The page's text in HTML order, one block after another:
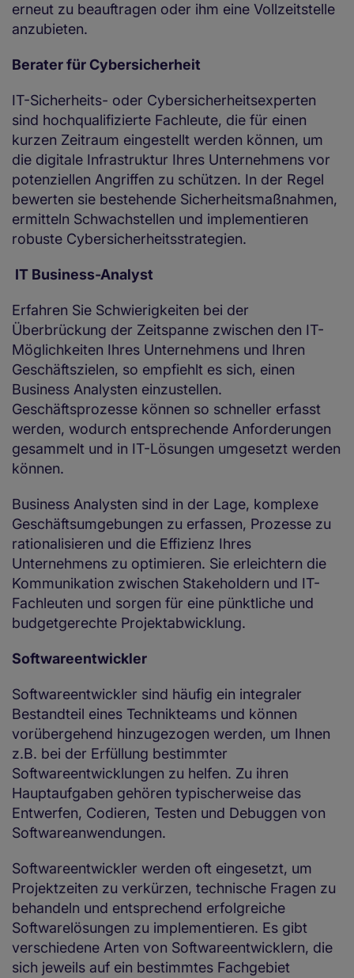
erneut zu beauftragen oder ihm eine Vollzeitstelle
anzubieten.
Berater für Cybersicherheit
IT-Sicherheits- oder Cybersicherheitsexperten
sind hochqualifizierte Fachleute, die für einen
kurzen Zeitraum eingestellt werden können, um
die digitale Infrastruktur Ihres Unternehmens vor
potenziellen Angriffen zu schützen. In der Regel
bewerten sie bestehende Sicherheitsmaßnahmen,
ermitteln Schwachstellen und implementieren
robuste Cybersicherheitsstrategien.
IT Business-Analyst
Erfahren Sie Schwierigkeiten bei der
Überbrückung der Zeitspanne zwischen den IT-
Möglichkeiten Ihres Unternehmens und Ihren
Geschäftszielen, so empfiehlt es sich, einen
Business Analysten einzustellen.
Geschäftsprozesse können so schneller erfasst
werden, wodurch entsprechende Anforderungen
gesammelt und in IT-Lösungen umgesetzt werden
können.
Business Analysten sind in der Lage, komplexe
Geschäftsumgebungen zu erfassen, Prozesse zu
rationalisieren und die Effizienz Ihres
Unternehmens zu optimieren. Sie erleichtern die
Kommunikation zwischen Stakeholdern und IT-
Fachleuten und sorgen für eine pünktliche und
budgetgerechte Projektabwicklung.
Softwareentwickler
Softwareentwickler sind häufig ein integraler
Bestandteil eines Technikteams und können
vorübergehend hinzugezogen werden, um Ihnen
z.B. bei der Erfüllung bestimmter
Softwareentwicklungen zu helfen. Zu ihren
Hauptaufgaben gehören typischerweise das
Entwerfen, Codieren, Testen und Debuggen von
Softwareanwendungen.
Softwareentwickler werden oft eingesetzt, um
Projektzeiten zu verkürzen, technische Fragen zu
behandeln und entsprechend erfolgreiche
Softwarelösungen zu implementieren. Es gibt
verschiedene Arten von Softwareentwicklern, die
sich jeweils auf ein bestimmtes Fachgebiet